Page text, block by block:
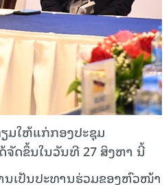
ມໃຫ້ແກ່ກອງປະຊຸມ
ຈັດຂຶ້ນໃນວັນທີ 27 ສິງຫາ ນີ້
ນເປັນປະທານຮ່ວມຂອງຫົວໜ້າ